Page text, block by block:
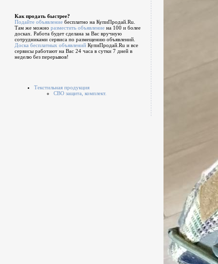
Как продать быстрее?
Подайте объявление бесплатно на КупиПродай.Ru.
Там же можно разместить объявление на 100 и более
досках. Работа будет сделана за Вас вручную
сотрудниками сервиса по размещению объявлений.
Доска бесплатных объявлений КупиПродай.Ru и все
сервисы работают на Вас 24 часа в сутки 7 дней в
неделю без перерывов!
Текстильная продукция
СВО защита, комплект.